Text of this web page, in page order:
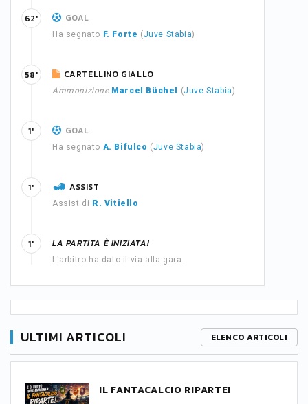
GOAL
Ha segnato F. Forte (Juve Stabia)
62'
CARTELLINO GIALLO
Ammonizione Marcel Büchel (Juve Stabia)
58'
GOAL
Ha segnato A. Bifulco (Juve Stabia)
1'
ASSIST
Assist di R. Vitiello
1'
LA PARTITA È INIZIATA!
L'arbitro ha dato il via alla gara.
1'
ULTIMI ARTICOLI ELENCO ARTICOLI
IL FANTACALCIO RIPARTE!